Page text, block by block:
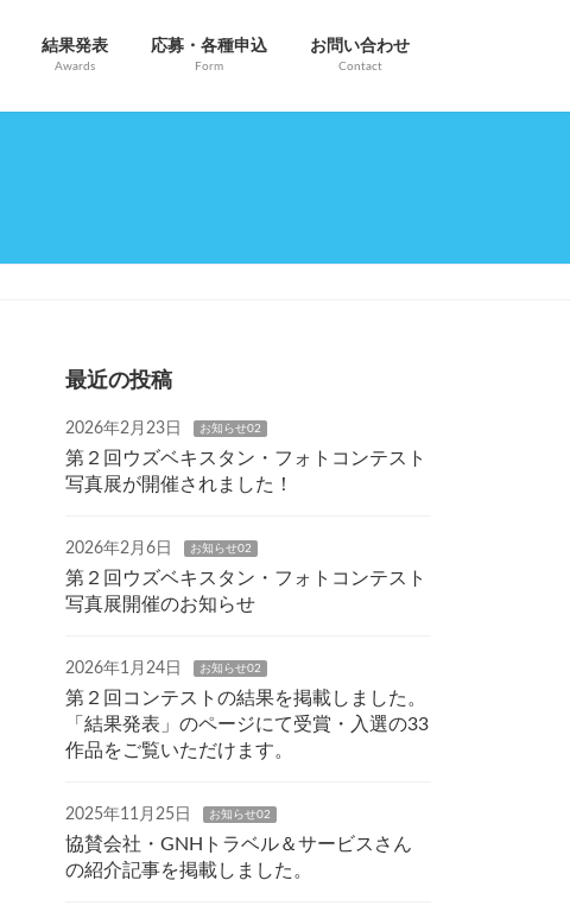
結果発表
Awards
応募・各種申込
Form
お問い合わせ
Contact
最近の投稿
2026年2月23日 お知らせ02
第２回ウズベキスタン・フォトコンテスト
写真展が開催されました！
2026年2月6日 お知らせ02
第２回ウズベキスタン・フォトコンテスト
写真展開催のお知らせ
2026年1月24日 お知らせ02
第２回コンテストの結果を掲載しました。
「結果発表」のページにて受賞・入選の33
作品をご覧いただけます。
2025年11月25日 お知らせ02
協賛会社・GNHトラベル＆サービスさん
の紹介記事を掲載しました。